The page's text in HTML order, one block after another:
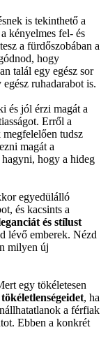
is tekinthető a
kényelmes fel- és
a fürdőszobában a
hogy
talál egy egész sor
ruhadarabot is.
és jól érzi magát a
Erről a
tudsz
magát a
hogy a hideg
egyedülálló
és kacsints a
és stílust
lévő emberek. Nézd
milyen új
egy tökéletesen
, ha
a férfiak
Ebben a konkrét